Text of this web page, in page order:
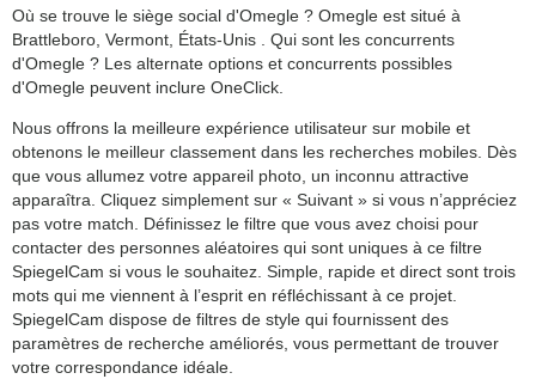
Où se trouve le siège social d'Omegle ? Omegle est situé à
Brattleboro, Vermont, États-Unis . Qui sont les concurrents
d'Omegle ? Les alternate options et concurrents possibles
d'Omegle peuvent inclure OneClick.
Nous offrons la meilleure expérience utilisateur sur mobile et
obtenons le meilleur classement dans les recherches mobiles. Dès
que vous allumez votre appareil photo, un inconnu attractive
apparaîtra. Cliquez simplement sur « Suivant » si vous n’appréciez
pas votre match. Définissez le filtre que vous avez choisi pour
contacter des personnes aléatoires qui sont uniques à ce filtre
SpiegelCam si vous le souhaitez. Simple, rapide et direct sont trois
mots qui me viennent à l’esprit en réfléchissant à ce projet.
SpiegelCam dispose de filtres de style qui fournissent des
paramètres de recherche améliorés, vous permettant de trouver
votre correspondance idéale.